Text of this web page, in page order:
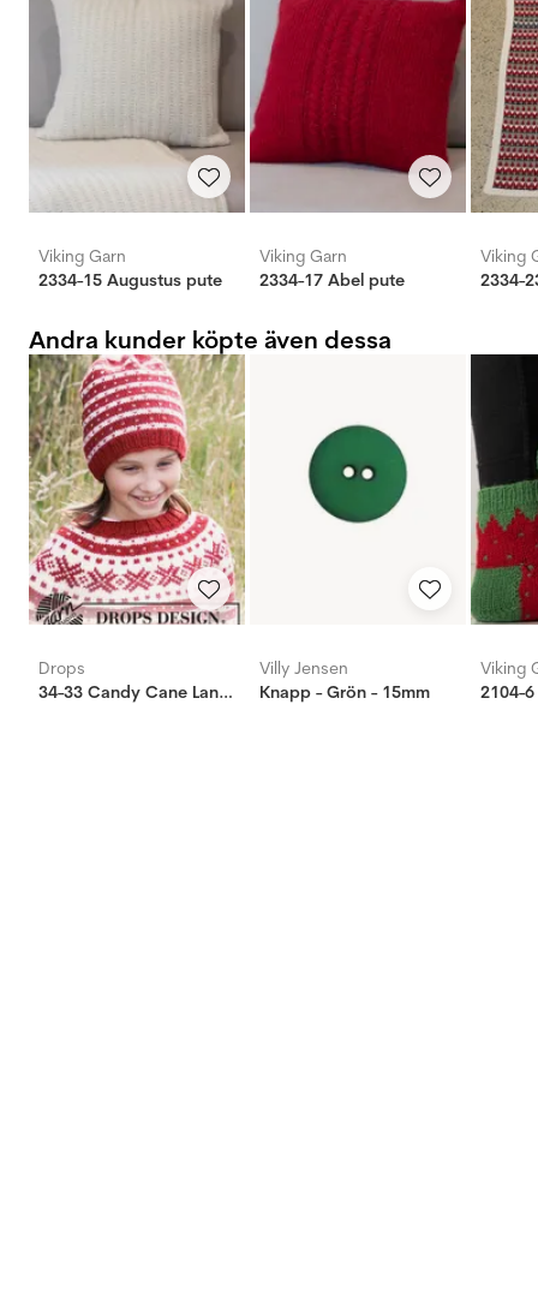
Viking Garn
2334-15 Augustus pute
Viking Garn
2334-17 Abel pute
Viking
2334-
Andra kunder köpte även dessa
Drops
34-33 Candy Cane Lane hat
Villy Jensen
Knapp - Grön - 15mm
Viking
2104-